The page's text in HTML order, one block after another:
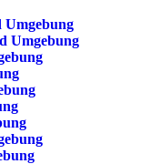
Umgebung
Umgebung